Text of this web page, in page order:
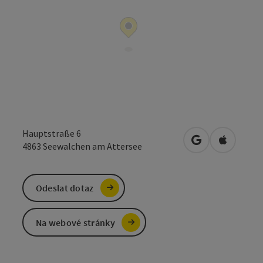
Hauptstraße 6
4863 Seewalchen am Attersee Otevřít vOtevřít v
Odeslat dotaz
Na webové stránky